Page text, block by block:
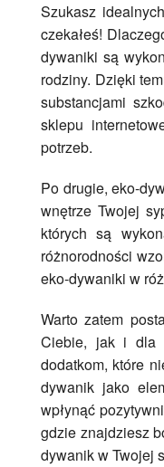
Szukasz
czekałeś!
dywaniki są
rodziny. Dzięki
substancjami
sklepu
potrzeb.
Po drugie, eko-
wnętrze Twojej
których są
różnorodności
eko-dywaniki w
Warto zatem
Ciebie, jak i dla
dodatkom, które
dywanik jako
wpłynąć
gdzie znajdziesz
dywanik w Twojej